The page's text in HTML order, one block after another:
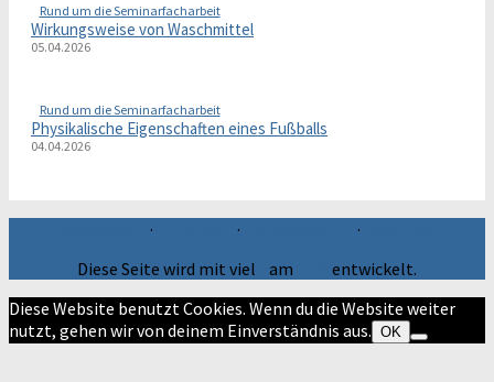
Rund um die Seminarfacharbeit
Wirkungsweise von Waschmittel
05.04.2026
Rund um die Seminarfacharbeit
Physikalische Eigenschaften eines Fußballs
04.04.2026
· · ·
Diese Seite wird mit viel
am
entwickelt.
Diese Website benutzt Cookies. Wenn du die Website weiter
nutzt, gehen wir von deinem Einverständnis aus. OK